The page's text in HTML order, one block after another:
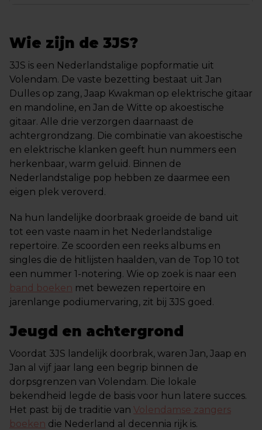
Wie zijn de 3JS?
3JS is een Nederlandstalige popformatie uit
Volendam. De vaste bezetting bestaat uit Jan
Dulles op zang, Jaap Kwakman op elektrische gitaar
en mandoline, en Jan de Witte op akoestische
gitaar. Alle drie verzorgen daarnaast de
achtergrondzang. Die combinatie van akoestische
en elektrische klanken geeft hun nummers een
herkenbaar, warm geluid. Binnen de
Nederlandstalige pop hebben ze daarmee een
eigen plek veroverd.
Na hun landelijke doorbraak groeide de band uit
tot een vaste naam in het Nederlandstalige
repertoire. Ze scoorden een reeks albums en
singles die de hitlijsten haalden, van de Top 10 tot
een nummer 1-notering. Wie op zoek is naar een
band boeken met bewezen repertoire en
jarenlange podiumervaring, zit bij 3JS goed.
Jeugd en achtergrond
Voordat 3JS landelijk doorbrak, waren Jan, Jaap en
Jan al vijf jaar lang een begrip binnen de
dorpsgrenzen van Volendam. Die lokale
bekendheid legde de basis voor hun latere succes.
Het past bij de traditie van Volendamse zangers
boeken die Nederland al decennia rijk is.